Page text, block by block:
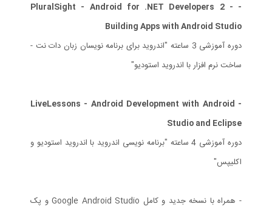
- PluralSight - Android for .NET Developers 2 -
Building Apps with Android Studio
دوره آموزشی 3 ساعته "اندروید برای برنامه نویسان زبان دات نت -
ساخت نرم افزار با اندروید استودیو"
- LiveLessons - Android Development with Android
Studio and Eclipse
دوره آموزشی 4 ساعته "برنامه نویسی اندروید با اندروید استودیو و
اکلیپس"
- همراه با نسخه جدید و کامل Google Android Studio و پک